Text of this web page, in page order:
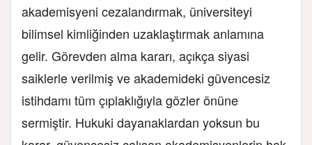
akademisyeni cezalandırmak, üniversiteyi
bilimsel kimliğinden uzaklaştırmak anlamına
gelir. Görevden alma kararı, açıkça siyasi
saiklerle verilmiş ve akademideki güvencesiz
istihdamı tüm çıplaklığıyla gözler önüne
sermiştir. Hukuki dayanaklardan yoksun bu